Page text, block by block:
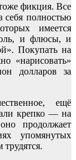
фикция. Все
себя полностью
имеется
и флюсы, и
Покупать на
«нарисовать»
долларов за
ещё
крепко — на
продолжает
упомянутых